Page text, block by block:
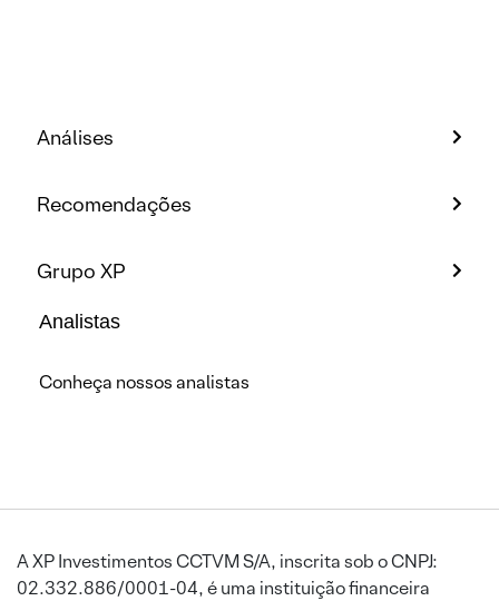
Análises
Recomendações
Grupo XP
Analistas
Conheça nossos analistas
A XP Investimentos CCTVM S/A, inscrita sob o CNPJ:
02.332.886/0001-04, é uma instituição financeira